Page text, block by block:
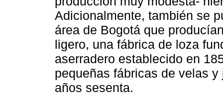
Adicionalmente, también se
área de Bogotá que
ligero, una fábrica de loza
aserradero establecido en
pequeñas fábricas de velas
años sesenta.